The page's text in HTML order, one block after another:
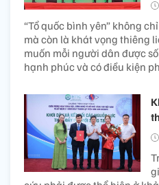
“Tổ quốc bình yên” không
mà còn là khát vọng thiêng
muốn mỗi người dân được
hạnh phúc và có điều kiện